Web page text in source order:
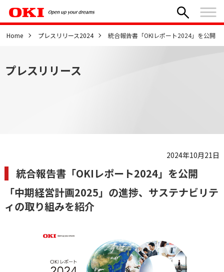
Home プレスリリース2024 統合報告書「OKIレポート2024」を公開
プレスリリース
2024年10月21日
統合報告書「OKIレポート2024」を公開
「中期経営計画2025」の進捗、サステナビリテ
ィの取り組みを紹介